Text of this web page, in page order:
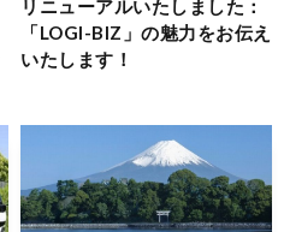
リニューアルいたしました：
「LOGI-BIZ」の魅力をお伝え
いたします！